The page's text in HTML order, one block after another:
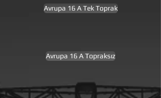
Avrupa 16 A Tek Toprak
Avrupa 16 A Topraksız